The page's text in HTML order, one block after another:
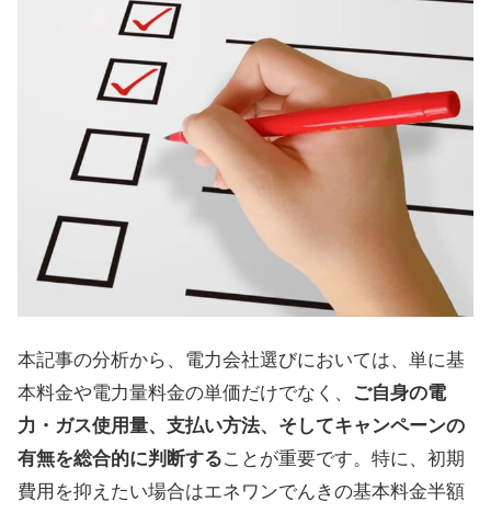
本記事の分析から、電力会社選びにおいては、単に基
本料金や電力量料金の単価だけでなく、
ご自身の電
力・ガス使用量、支払い方法、そしてキャンペーンの
有無を総合的に判断することが重要です。特に、初期
費用を抑えたい場合はエネワンでんきの基本料金半額